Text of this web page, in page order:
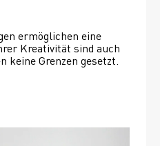
ermöglichen eine
Kreativität sind auch
keine Grenzen gesetzt.